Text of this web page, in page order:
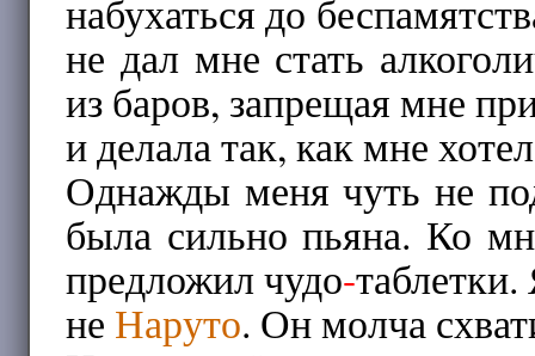
набухаться до
не дал мне стать
из баров, запрещая мне
и делала так, как мне
Однажды меня чуть не
была сильно пьяна. Ко
предложил чудо-
не Наруто. Он молча